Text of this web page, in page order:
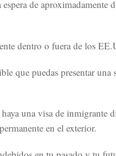
de aproximadamente
dentro o fuera de los
que puedas presentar una
una visa de inmigrante
en el exterior.